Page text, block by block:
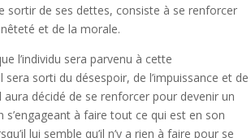
sortir de ses dettes, consiste à se renforcer
et de la morale.
l’individu sera parvenu à cette
sera sorti du désespoir, de l’impuissance et de
aura décidé de se renforcer pour devenir un
s’engageant à faire tout ce qui est en son
lui semble qu’il n’y a rien à faire pour se